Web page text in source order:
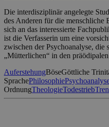
Die interdisziplinär angelegte
des Anderen für die menschliche
sich an das interessierte
ist die Verfasserin um eine
zwischen der Psychoanalyse,
„Mütterlichen“ in den
AuferstehungBöseGöttliche
SprachePhilosophie
OrdnungTheologieTodestrieb